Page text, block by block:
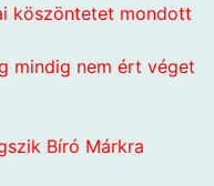
köszöntetet mondott
mindig nem ért véget
Bíró Márkra